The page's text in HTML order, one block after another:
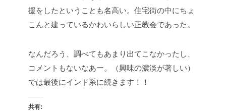
援をしたということも名高い。住宅街の中にちょ
こんと建っているかわいらしい正教会であった。
なんだろう、調べてもあまり出てこなかったし、
コメントもないなあー。（興味の濃淡が著しい）
では最後にインド系に続きます！！
共有: